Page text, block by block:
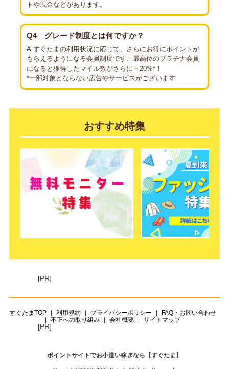
トや現金などがあります。
Q4 グレード制度とは何ですか？
A.すぐたまの利用状況に応じて、さらにお得にポイントが
もらえるようになる会員制度です。最高位のプラチナ会員
になると獲得したマイル数がさらに＋20%*！
*一部対象とならない広告やサービスがございます
おすすめ特集
[PR]
すぐたまTOP 利用規約 プライバシーポリシー
FAQ・お問い合わせ
不正への取り組み
会社概要 サイトマップ
[PR]
ポイントサイトでお小遣い稼ぎなら【すぐたま】